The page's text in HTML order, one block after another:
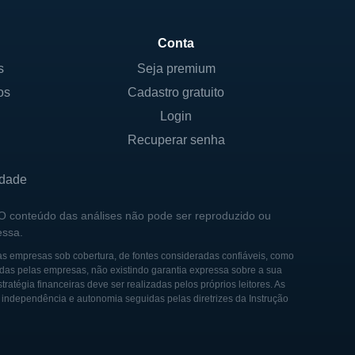
Conta
Seja premium
Cadastro gratuito
Login
Recuperar senha
conteúdo das análises não pode ser reproduzido ou
sob cobertura, de fontes consideradas confiáveis, como
pelas empresas, não existindo garantia expressa sobre a sua
financeiras deve ser realizadas pelos próprios leitores. As
e autonomia seguidas pelas diretrizes da Instrução